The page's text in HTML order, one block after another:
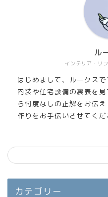
インテリア・リ
ル
はじめまして、ルークス
内装や住宅設備の裏表を
ら忖度なしの正解をお伝
作りをお手伝いさせてくだ
カテゴリー